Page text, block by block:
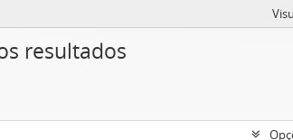
resultados